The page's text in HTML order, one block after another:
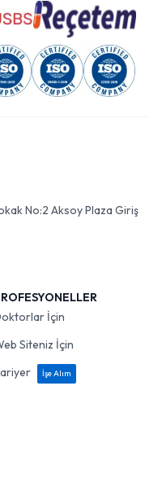
No:2 Aksoy Plaza Giriş
İçin
Siteniz İçin
İşe Alım